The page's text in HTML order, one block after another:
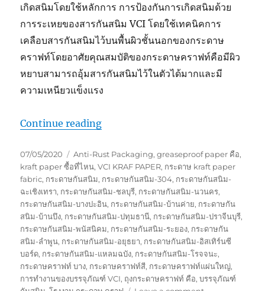
เกิดสนิมโดยใช้หลักการ การป้องกันการเกิดสนิมด้วย
การระเหยของสารกันสนิม VCI โดยใช้เทคนิคการ
เคลือบสารกันสนิมไว้บนพื้นผิวชั้นนอกของกระดาษ
คราฟท์โดยอาศัยคุณสมบัติของกระดาษคราฟท์คือมีผิว
หยาบสามารถอุ้มสารกันสนิมไว้ในตัวได้มากและมี
ความเหนียวแข็งแรง
Continue reading“เทคโนโลยีป้องกันสนิม VCi กับ กระด
Posted
on
07/05/2020 Tags
Anti-Rust Packaging,greaseproof paper คือ,
kraft paper ซื้อที่ไหน,VCI KRAF PAPER, กระดาษ kraft paper
fabric, กระดาษกันสนิม, กระดาษกันสนิม-304, กระดาษกันสนิม-
ฉะเชิงเทรา, กระดาษกันสนิม-ชลบุรี, กระดาษกันสนิม-นวนคร,
กระดาษกันสนิม-บางปะอิน, กระดาษกันสนิม-บ้านค่าย, กระดาษกัน
สนิม-บ้านบึง, กระดาษกันสนิม-ปทุมธานี, กระดาษกันสนิม-ปราจีนบุรี,
กระดาษกันสนิม-พนัสนิคม, กระดาษกันสนิม-ระยอง, กระดาษกัน
สนิม-ลำพูน, กระดาษกันสนิม-อยุธยา, กระดาษกันสนิม-อิสเทิร์นซี
บอร์ด, กระดาษกันสนิม-แหลมฉบัง, กระดาษกันสนิม-โรจจนะ,
กระดาษคราฟท์ บาง, กระดาษคราฟท์สี, กระดาษคราฟท์แผ่นใหญ่,
การทำงานของบรรจุภัณฑ์ VCI, ถุงกระดาษคราฟท์ คือ,บรรจุภัณฑ์